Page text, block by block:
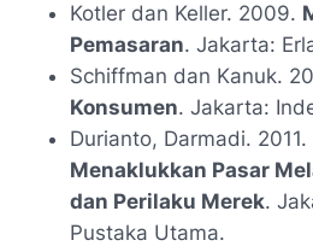
Kotler dan Keller. 2009.
Pemasaran. Jakarta:
Schiffman dan Kanuk.
Konsumen. Jakarta:
Durianto, Darmadi. 2011.
Menaklukkan Pasar
dan Perilaku Merek.
Pustaka Utama.